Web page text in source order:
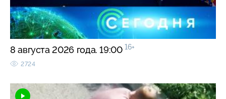
8 августа 2026 года. 19:00 16+
2724